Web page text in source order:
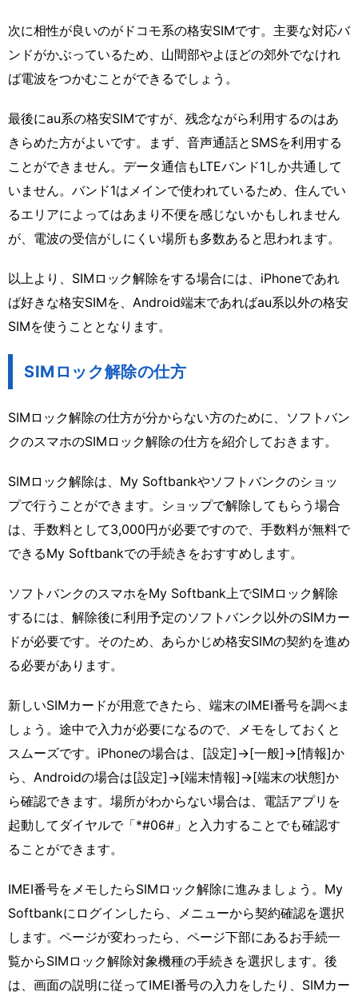
次に相性が良いのがドコモ系の格安SIMです。主要な対応バ
ンドがかぶっているため、山間部やよほどの郊外でなけれ
ば電波をつかむことができるでしょう。
最後にau系の格安SIMですが、残念ながら利用するのはあ
きらめた方がよいです。まず、音声通話とSMSを利用する
ことができません。データ通信もLTEバンド1しか共通して
いません。バンド1はメインで使われているため、住んでい
るエリアによってはあまり不便を感じないかもしれません
が、電波の受信がしにくい場所も多数あると思われます。
以上より、SIMロック解除をする場合には、iPhoneであれ
ば好きな格安SIMを、Android端末であればau系以外の格安
SIMを使うこととなります。
SIMロック解除の仕方
SIMロック解除の仕方が分からない方のために、ソフトバン
クのスマホのSIMロック解除の仕方を紹介しておきます。
SIMロック解除は、My Softbankやソフトバンクのショッ
プで行うことができます。ショップで解除してもらう場合
は、手数料として3,000円が必要ですので、手数料が無料で
できるMy Softbankでの手続きをおすすめします。
ソフトバンクのスマホをMy Softbank上でSIMロック解除
するには、解除後に利用予定のソフトバンク以外のSIMカー
ドが必要です。そのため、あらかじめ格安SIMの契約を進め
る必要があります。
新しいSIMカードが用意できたら、端末のIMEI番号を調べま
しょう。途中で入力が必要になるので、メモをしておくと
スムーズです。iPhoneの場合は、[設定]→[一般]→[情報]か
ら、Androidの場合は[設定]→[端末情報]→[端末の状態]か
ら確認できます。場所がわからない場合は、電話アプリを
起動してダイヤルで「*#06#」と入力することでも確認す
ることができます。
IMEI番号をメモしたらSIMロック解除に進みましょう。My
Softbankにログインしたら、メニューから契約確認を選択
します。ページが変わったら、ページ下部にあるお手続一
覧からSIMロック解除対象機種の手続きを選択します。後
は、画面の説明に従ってIMEI番号の入力をしたり、SIMカー